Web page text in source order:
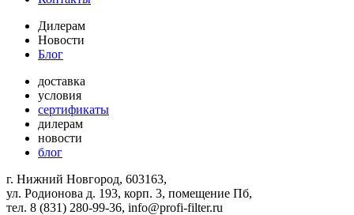
Дилерам
Новости
Блог
доставка
условия
сертификаты
дилерам
новости
блог
г. Нижний Новгород, 603163,
ул. Родионова д. 193, корп. 3, помещение Пб,
тел. 8 (831) 280-99-36, info@profi-filter.ru